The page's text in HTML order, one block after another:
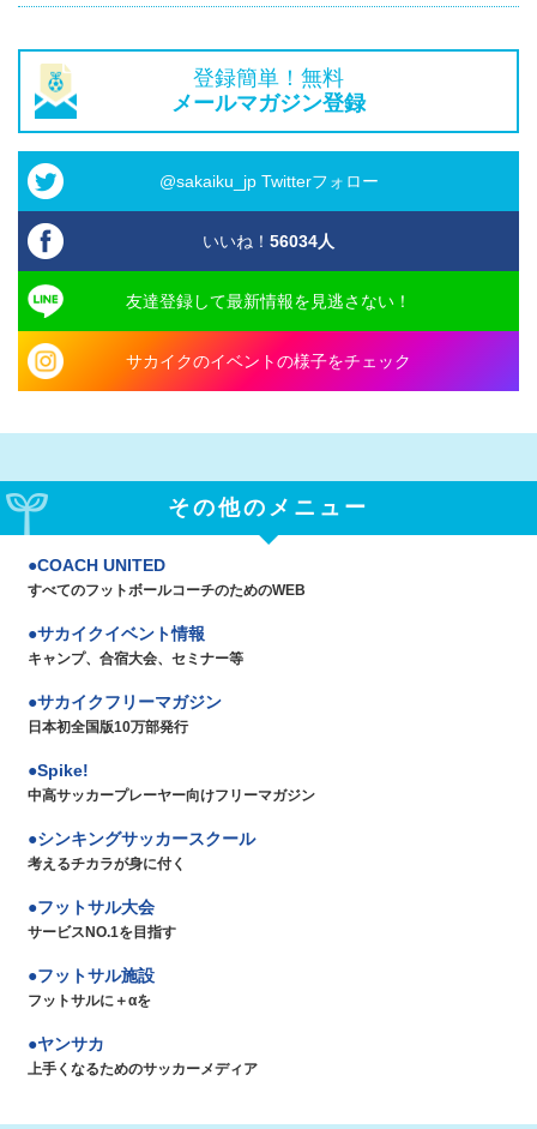
登録簡単！無料
メールマガジン登録
@sakaiku_jp Twitterフォロー
いいね！ 56034人
友達登録して最新情報を見逃さない！
サカイクのイベントの様子をチェック
その他のメニュー
COACH UNITED
すべてのフットボールコーチのためのWEB
サカイクイベント情報
キャンプ、合宿大会、セミナー等
サカイクフリーマガジン
日本初全国版10万部発行
Spike!
中高サッカープレーヤー向けフリーマガジン
シンキングサッカースクール
考えるチカラが身に付く
フットサル大会
サービスNO.1を目指す
フットサル施設
フットサルに＋αを
ヤンサカ
上手くなるためのサッカーメディア